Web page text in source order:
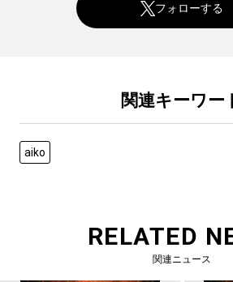
フォローする
関連キーワー
aiko
RELATED
関連ニュース